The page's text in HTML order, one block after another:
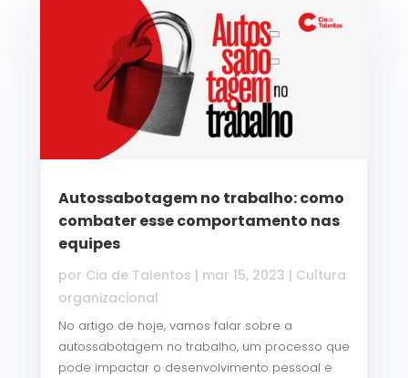
Autossabotagem no trabalho: como
combater esse comportamento nas
equipes
por Cia de Talentos | mar 15, 2023 | Cultura
organizacional
No artigo de hoje, vamos falar sobre a
autossabotagem no trabalho, um processo que
pode impactar o desenvolvimento pessoal e